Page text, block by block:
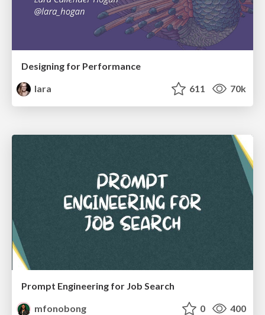
Designing for Performance
lara
611 70k
Prompt Engineering for Job Search
mfonobong
0 400